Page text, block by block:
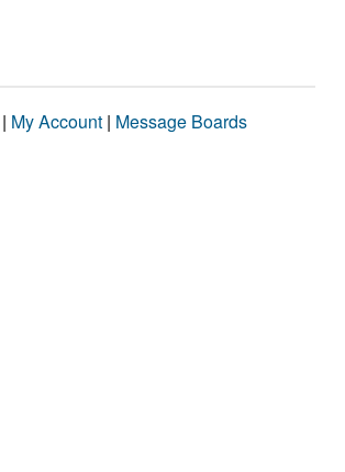
| My Account | Message Boards